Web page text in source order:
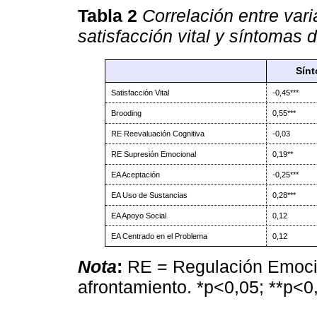
Tabla 2 Correlación entre
satisfacción vital y síntomas
Satisfacción Vital -0,45***
Brooding 0,55***
RE Reevaluación Cognitiva -0,03
RE Supresión Emocional 0,19**
EA Aceptación -0,25***
EA Uso de Sustancias 0,28***
EA Apoyo Social 0,12
EA Centrado en el Problema 0,12
Nota: RE = Regulación
afrontamiento. *p<0,05;